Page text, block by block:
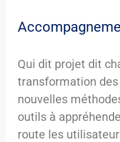
Qui dit projet dit
transformation
nouvelles
outils à
route les